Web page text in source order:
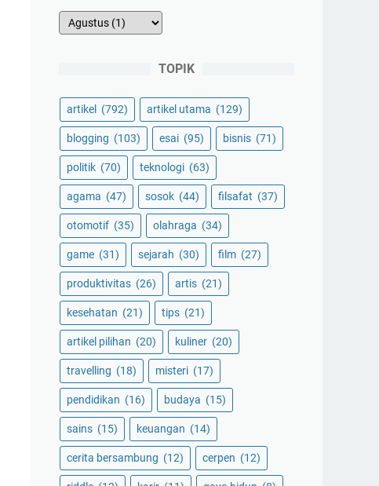
TOPIK
artikel (792) artikel utama (129)
blogging (103) esai (95) bisnis (71)
politik (70) teknologi (63)
agama (47) sosok (44) filsafat (37)
otomotif (35) olahraga (34)
game (31) sejarah (30) film (27)
produktivitas (26) artis (21)
kesehatan (21) tips (21)
artikel pilihan (20) kuliner (20)
travelling (18) misteri (17)
pendidikan (16) budaya (15)
sains (15) keuangan (14)
cerita bersambung (12) cerpen (12)